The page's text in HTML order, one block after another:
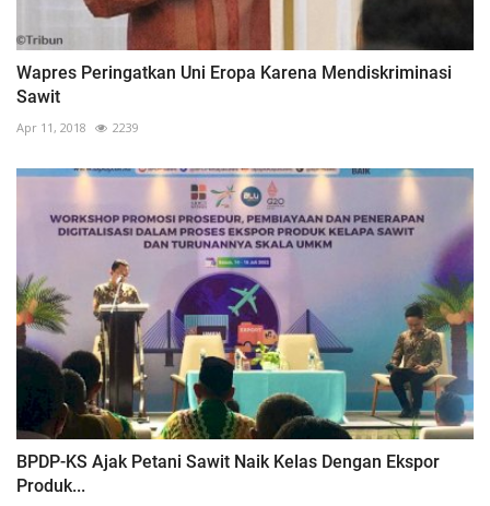
Wapres Peringatkan Uni Eropa Karena Mendiskriminasi
Sawit
Apr 11, 2018 2239
BPDP-KS Ajak Petani Sawit Naik Kelas Dengan Ekspor
Produk...